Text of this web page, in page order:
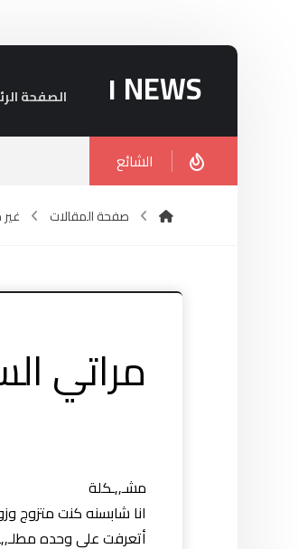
NEWS ١ الصفحة
الشائع
صفحة المقالات
مراتي
مشـ,,ـكلة